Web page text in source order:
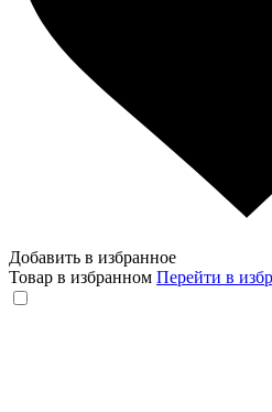
Добавить в избранное
Товар в избранном Перейти в